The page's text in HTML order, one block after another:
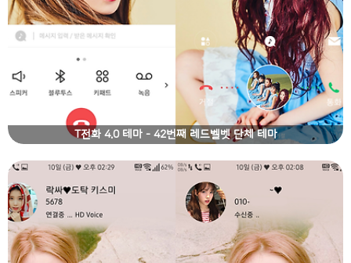
T전화 4.0 테마 - 42번째 레드벨벳 단체 테마